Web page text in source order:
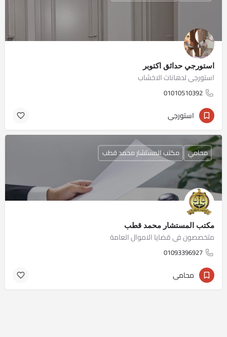
استورجي حدائق اكتوبر
استورجي لدهانات الاخشاب
01010510392
استورجي
مكتب المستشار محمد قطب
متخصصون في قضايا الاموال العامة
01093396927
محامي مكتب المستشار محمد قطب
محامي